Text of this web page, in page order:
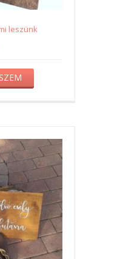
leszünk